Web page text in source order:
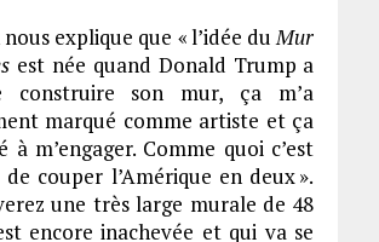
explique que « l’idée duMur
est née quand Donald Trump a
construire son mur, ça m’a
marqué comme artiste et ça
à m’engager. Comme quoi c’est
couper l’Amérique en deux ».
une très large murale de 48
encore inachevée et qui va se